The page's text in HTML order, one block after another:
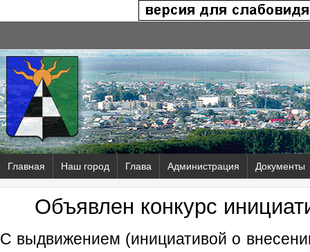
Главная Наш город Глава Администрация Документы
Объявлен конкурс
С выдвижением (инициативой о